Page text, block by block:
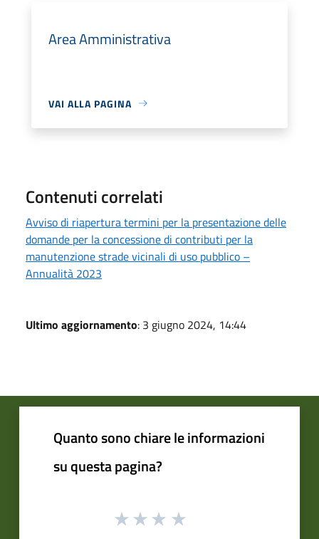
Area Amministrativa
VAI ALLA PAGINA
Contenuti correlati
Avviso di riapertura termini per la presentazione delle
domande per la concessione di contributi per la
manutenzione strade vicinali di uso pubblico –
Annualità 2023
Ultimo aggiornamento: 3 giugno 2024, 14:44
Quanto sono chiare le informazioni
su questa pagina?